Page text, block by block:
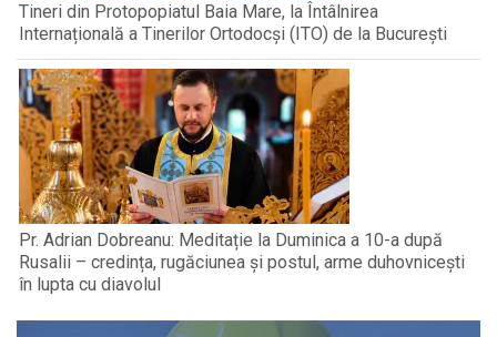
Tineri din Protopopiatul Baia Mare, la Întâlnirea
Internațională a Tinerilor Ortodocși (ITO) de la București
Pr. Adrian Dobreanu: Meditație la Duminica a 10-a după
Rusalii – credința, rugăciunea și postul, arme duhovnicești
în lupta cu diavolul